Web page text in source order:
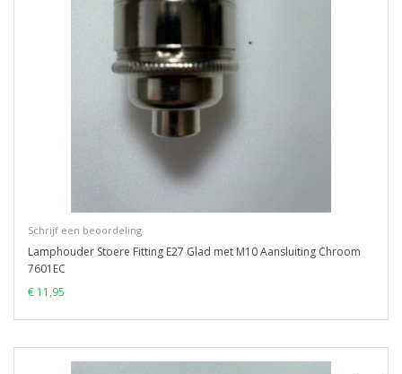
Schrijf een beoordeling
Lamphouder Stoere Fitting E27 Glad met M10 Aansluiting Chroom
7601EC
€ 11,95